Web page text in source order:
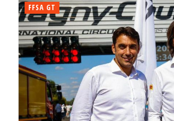
FFSA GT